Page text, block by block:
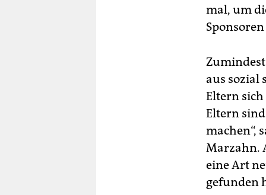
mal, um
aus sozial
Eltern
Eltern
machen“,
Marzahn.
eine Art
gefunden